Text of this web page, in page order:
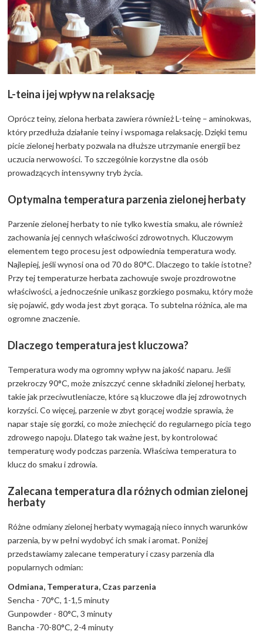
L-teina i jej wpływ na relaksację
Oprócz teiny, zielona herbata zawiera również L-teinę – aminokwas,
który przedłuża działanie teiny i wspomaga relaksację. Dzięki temu
picie zielonej herbaty pozwala na dłuższe utrzymanie energii bez
uczucia nerwowości. To szczególnie korzystne dla osób
prowadzących intensywny tryb życia.
Optymalna temperatura parzenia zielonej herbaty
Parzenie zielonej herbaty to nie tylko kwestia smaku, ale również
zachowania jej cennych właściwości zdrowotnych. Kluczowym
elementem tego procesu jest odpowiednia temperatura wody.
Najlepiej, jeśli wynosi ona od 70 do 80°C. Dlaczego to takie istotne?
Przy tej temperaturze herbata zachowuje swoje prozdrowotne
właściwości, a jednocześnie unikasz gorzkiego posmaku, który może
się pojawić, gdy woda jest zbyt gorąca. To subtelna różnica, ale ma
ogromne znaczenie.
Dlaczego temperatura jest kluczowa?
Temperatura wody ma ogromny wpływ na jakość naparu. Jeśli
przekroczy 90°C, może zniszczyć cenne składniki zielonej herbaty,
takie jak przeciwutleniacze, które są kluczowe dla jej zdrowotnych
korzyści. Co więcej, parzenie w zbyt gorącej wodzie sprawia, że
napar staje się gorzki, co może zniechęcić do regularnego picia tego
zdrowego napoju. Dlatego tak ważne jest, by kontrolować
temperaturę wody podczas parzenia. Właściwa temperatura to
klucz do smaku i zdrowia.
Zalecana temperatura dla różnych odmian zielonej
herbaty
Różne odmiany zielonej herbaty wymagają nieco innych warunków
parzenia, by w pełni wydobyć ich smak i aromat. Poniżej
przedstawiamy zalecane temperatury i czasy parzenia dla
popularnych odmian:
Odmiana, Temperatura, Czas parzenia
Sencha - 70°C, 1-1,5 minuty
Gunpowder - 80°C, 3 minuty
Bancha -70-80°C, 2-4 minuty